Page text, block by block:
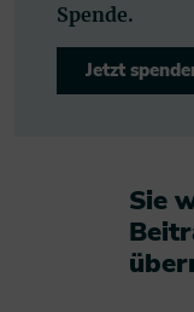
Spende.
Jetzt
Sie